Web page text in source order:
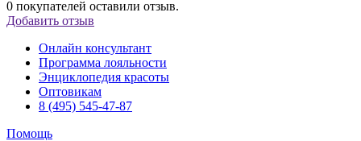
0 покупателей оставили отзыв.
Добавить отзыв
Онлайн консультант
Программа лояльности
Энциклопедия красоты
Оптовикам
8 (495) 545-47-87
Помощь